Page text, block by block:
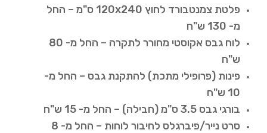
פלטת צמנטבורד לחוץ 120x240 ס"מ – החל
מ- 130 ש"ח
לוח גבס אקוסטי מחורר לתקרה – החל מ- 80
ש"ח
פינות (פרופילי מתכת) להתקנת גבס – החל מ-
10 ש"ח
בורגי גבס 3.5 ס"מ (חבילה) – החל מ- 15 ש"ח
סרט נייר/פיברגלס לחיבור לוחות – החל מ- 8